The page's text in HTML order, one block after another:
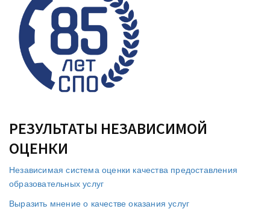
РЕЗУЛЬТАТЫ НЕЗАВИСИМОЙ
ОЦЕНКИ
Независимая система оценки качества предоставления
образовательных услуг
Выразить мнение о качестве оказания услуг